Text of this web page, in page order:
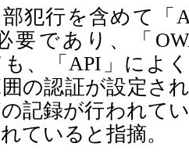
部犯行を含めて「
要であり、「
も、「API」によ
の認証が設定さ
記録が行われて
ていると指摘。